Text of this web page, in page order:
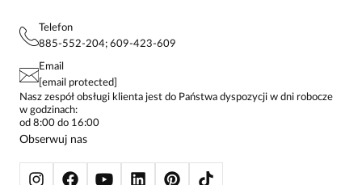
KONTAKTY
POLITYKA PRYWATNOŚCI
STREFA STAŁEGO KLIENTA
KOSZULE DAMSKIE
SPODNIE DAMSKIE
ŻAKIETY I MARYNARKI
SWETRY
BLUZY
Telefon
885-552-204; 609-423-609
Email
[email protected]
Nasz zespół obsługi klienta jest do Państwa dyspozycji w dni robocze
w godzinach:
od 8:00 do 16:00
Obserwuj nas